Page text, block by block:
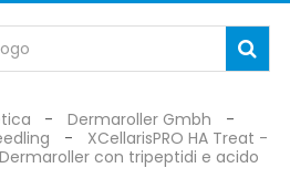
Dermaroller Gmbh
XCellarisPRO HA Treat -
con tripeptidi e acido